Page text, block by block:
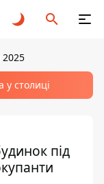
2025
у столиці
під